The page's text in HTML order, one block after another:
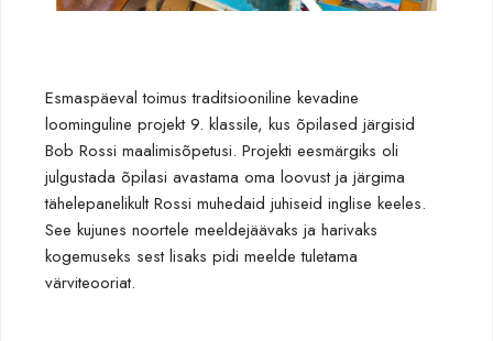
Esmaspäeval toimus traditsiooniline kevadine
loominguline projekt 9. klassile, kus õpilased järgisid
Bob Rossi maalimisõpetusi. Projekti eesmärgiks oli
julgustada õpilasi avastama oma loovust ja järgima
tähelepanelikult Rossi muhedaid juhiseid inglise keeles.
See kujunes noortele meeldejäävaks ja harivaks
kogemuseks sest lisaks pidi meelde tuletama
värviteooriat.